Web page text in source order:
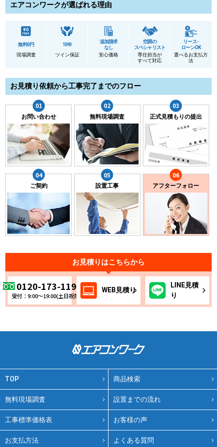
エアコンワークが選ばれる理由
無料0円
現場調査
10年
ツイン保証
追加請求
なし
安心価格
空調の
スペシャリスト
専任担当が
すべて対応
リース･
ローンOK
選べるお支払方
法
お見積り依頼から工事完了までのフロー
お問い合わせ 無料現場調査 正式見積もりの提出
ご契約 設置工事 アフターフォロー
お見積りはこちらから
0120-173-119
受付：9:00～19:00(土日祝除く)
WEB見積り
LINE見積
り
TOP 商品検索
無料現場調査 設置までの流れ
工事標準価格表 お客様の声
お支払方法 よくある質問